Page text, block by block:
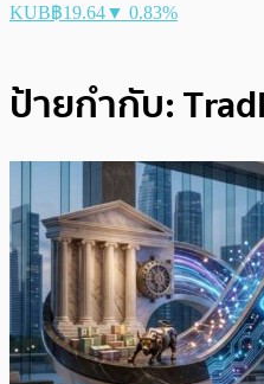
KUB฿19.64▼ 0.83%
ป้ายกำกับ: